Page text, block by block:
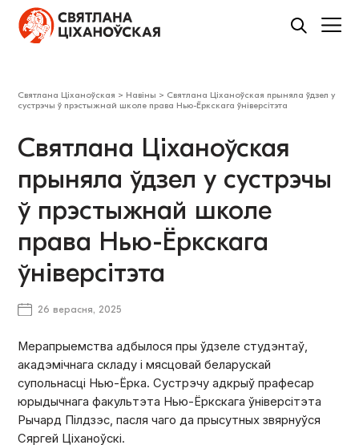
Святлана Ціханоўская > Навіны > Святлана Ціханоўская прыняла ўдзел у
сустрэчы ў прэстыжнай школе права Нью-Ёркскага ўніверсітэта
Святлана Ціханоўская
прыняла ўдзел у сустрэчы
ў прэстыжнай школе
права Нью-Ёркскага
ўніверсітэта
26 верасня, 2025
Мерапрыемства адбылося пры ўдзеле студэнтаў,
акадэмічнага складу і мясцовай беларускай
супольнасці Нью-Ёрка. Сустрэчу адкрыў прафесар
юрыдычнага факультэта Нью-Ёркскага ўніверсітэта
Рычард Пілдзэс, пасля чаго да прысутных звярнуўся
Сяргей Ціханоўскі.